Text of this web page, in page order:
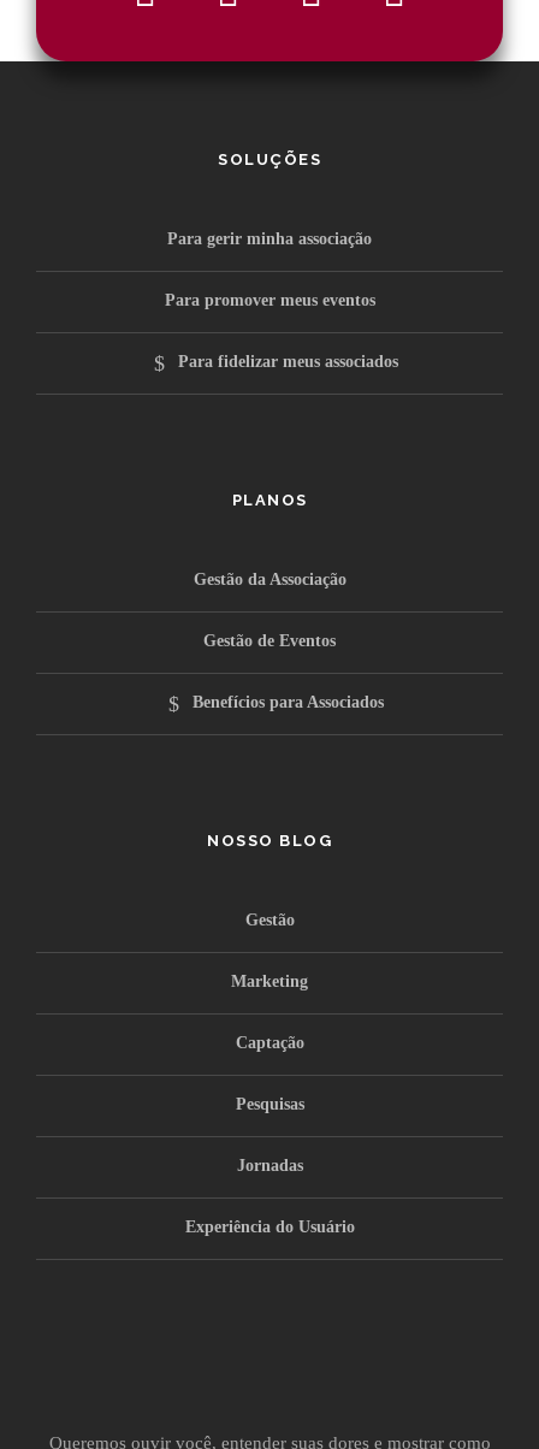
SOLUÇÕES
Para gerir minha associação
Para promover meus eventos
Para fidelizar meus associados
PLANOS
Gestão da Associação
Gestão de Eventos
Benefícios para Associados
NOSSO BLOG
Gestão
Marketing
Captação
Pesquisas
Jornadas
Experiência do Usuário
Queremos ouvir você, entender suas dores e mostrar como